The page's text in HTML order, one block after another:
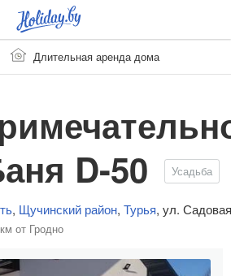
Длительная аренда дома
D-50
Усадьба
, Щучинский район, Турья, ул.
от Гродно